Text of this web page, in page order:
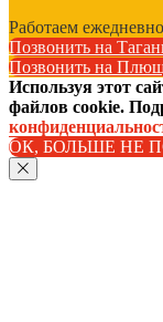
Работаем
Позвонить на
Позвонить на
Используя этот
файлов cookie.
ОК, БОЛЬШЕ НЕ